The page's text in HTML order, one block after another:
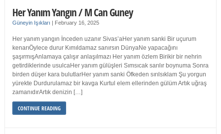
Her Yanım Yangın / M Can Guney
Güneyin Işıkları | February 16, 2025
Her yanım yangın İnceden uzanır Sivas’aHer yanım sanki Bir uçurum
kenarıÖylece durur Kımıldamaz sanırsın DünyaNe yapacağını
şaşırmışAnlamaya çalışır anlaşılmazı Her yanım özlem Birikir bir nehrin
getirdiklerinde usulcaHer yanım gülüşleri Sımsıcak sarılır boynuma Sonra
birden düşer kara bulutlarHer yanım sanki Öfkeden sırılsıklam Şu yorgun
yürekte Durdurulamaz bir kavga Kurtul elem ellerinden gülüm Artık uğraş
zamanıdırArtık denizin […]
CONTINUE READING